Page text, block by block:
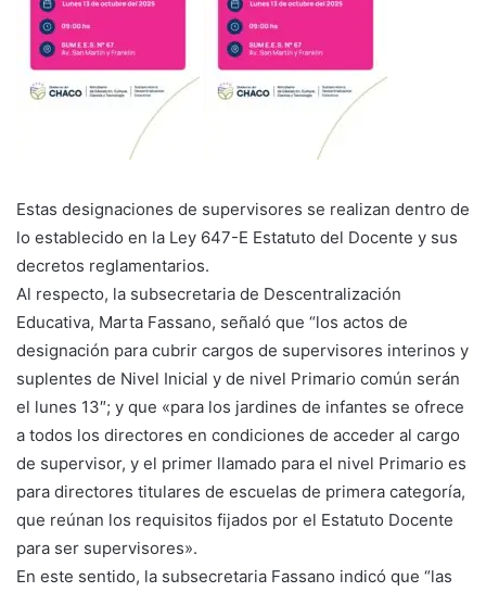
Estas designaciones de supervisores se realizan dentro de
lo establecido en la Ley 647-E Estatuto del Docente y sus
decretos reglamentarios.
Al respecto, la subsecretaria de Descentralización
Educativa, Marta Fassano, señaló que “los actos de
designación para cubrir cargos de supervisores interinos y
suplentes de Nivel Inicial y de nivel Primario común serán
el lunes 13″; y que «para los jardines de infantes se ofrece
a todos los directores en condiciones de acceder al cargo
de supervisor, y el primer llamado para el nivel Primario es
para directores titulares de escuelas de primera categoría,
que reúnan los requisitos fijados por el Estatuto Docente
para ser supervisores».
En este sentido, la subsecretaria Fassano indicó que “las